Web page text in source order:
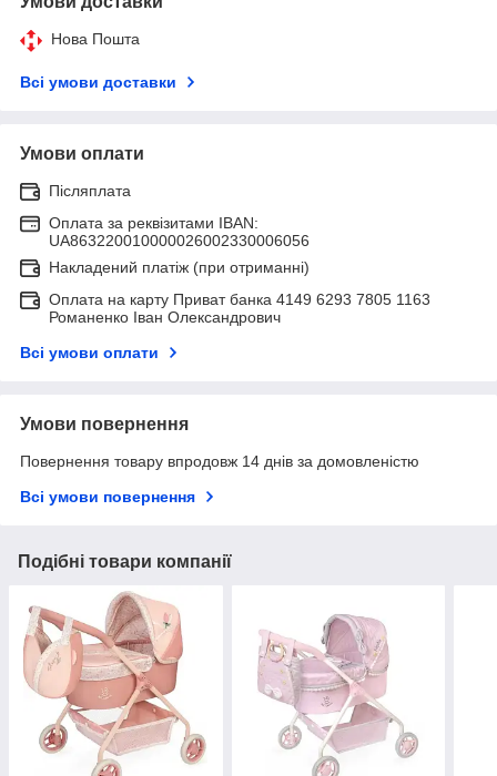
Нова Пошта
Всі умови доставки
Умови оплати
Післяплата
Оплата за реквізитами IBAN:
UA863220010000026002330006056
Накладений платіж (при отриманні)
Оплата на карту Приват банка 4149 6293 7805 1163
Романенко Іван Олександрович
Всі умови оплати
Умови повернення
Повернення товару впродовж 14 днів за домовленістю
Всі умови повернення
Подібні товари компанії